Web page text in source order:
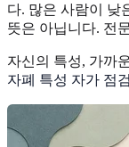
다. 많은 사람이 낮
뜻은 아닙니다. 전
자신의 특성, 가까
자폐 특성 자가 점검